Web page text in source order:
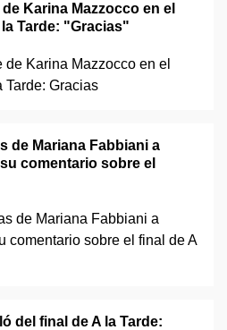
Karina Mazzocco en el
Tarde: "Gracias"
de Mariana Fabbiani a
comentario sobre el
del final de A la Tarde: